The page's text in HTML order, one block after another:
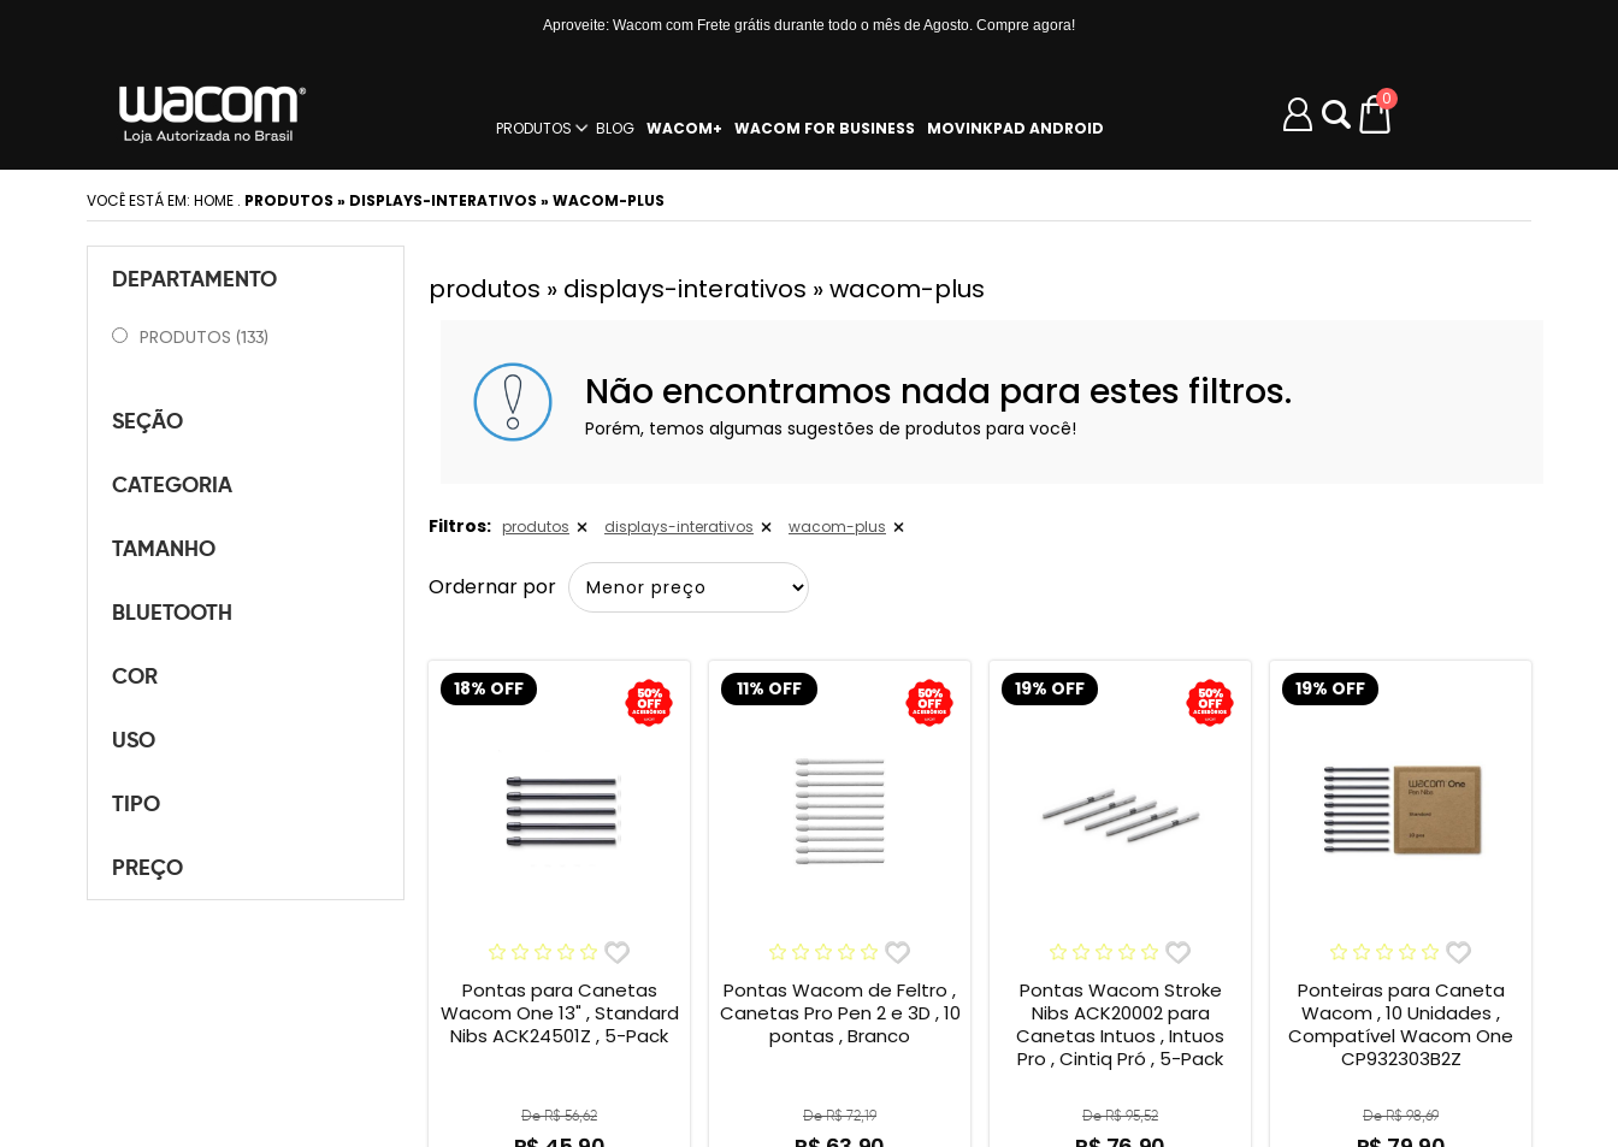
Aproveite: Wacom com Frete grátis durante todo o mês de Agosto. Compre agora!
PRODUTOS BLOG WACOM+ WACOM FOR BUSINESS MOVINKPAD ANDROID
0
VOCÊ ESTÁ EM: HOME . PRODUTOS » DISPLAYS-INTERATIVOS » WACOM-PLUS
DEPARTAMENTO
PRODUTOS (133)
SEÇÃO
CATEGORIA
TAMANHO
BLUETOOTH
COR
USO
TIPO
PREÇO
produtos » displays-interativos » wacom-plus
Não encontramos nada para estes filtros.
Porém, temos algumas sugestões de produtos para você!
Filtros: produtos displays-interativos wacom-plus
Ordernar por
18% OFF
Pontas para Canetas
Wacom One 13" , Standard
Nibs ACK24501Z , 5-Pack
De R$ 56,62
11% OFF
Pontas Wacom de Feltro ,
Canetas Pro Pen 2 e 3D , 10
pontas , Branco
De R$ 72,19
19% OFF
Pontas Wacom Stroke
Nibs ACK20002 para
Canetas Intuos , Intuos
Pro , Cintiq Pró , 5-Pack
De R$ 95,52
19% OFF
Ponteiras para Caneta
Wacom , 10 Unidades ,
Compatível Wacom One
CP932303B2Z
De R$ 98,69